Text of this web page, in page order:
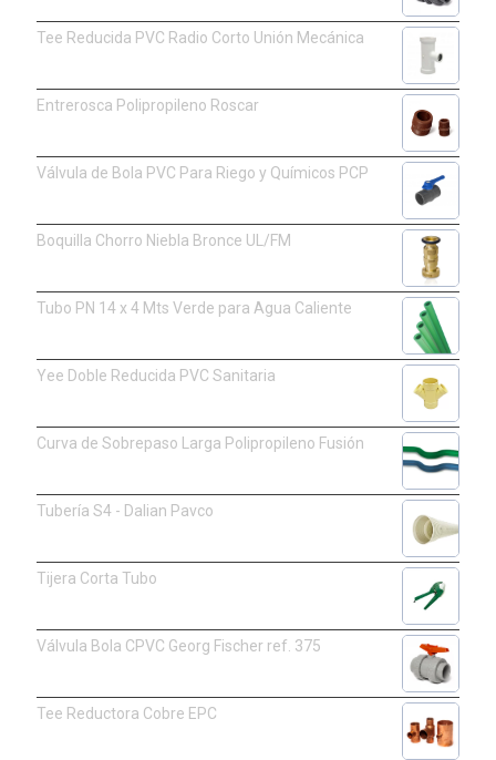
Tee Reducida PVC Radio Corto Unión Mecánica
Entrerosca Polipropileno Roscar
Válvula de Bola PVC Para Riego y Químicos PCP
Boquilla Chorro Niebla Bronce UL/FM
Tubo PN 14 x 4 Mts Verde para Agua Caliente
Yee Doble Reducida PVC Sanitaria
Curva de Sobrepaso Larga Polipropileno Fusión
Tubería S4 - Dalian Pavco
Tijera Corta Tubo
Válvula Bola CPVC Georg Fischer ref. 375
Tee Reductora Cobre EPC